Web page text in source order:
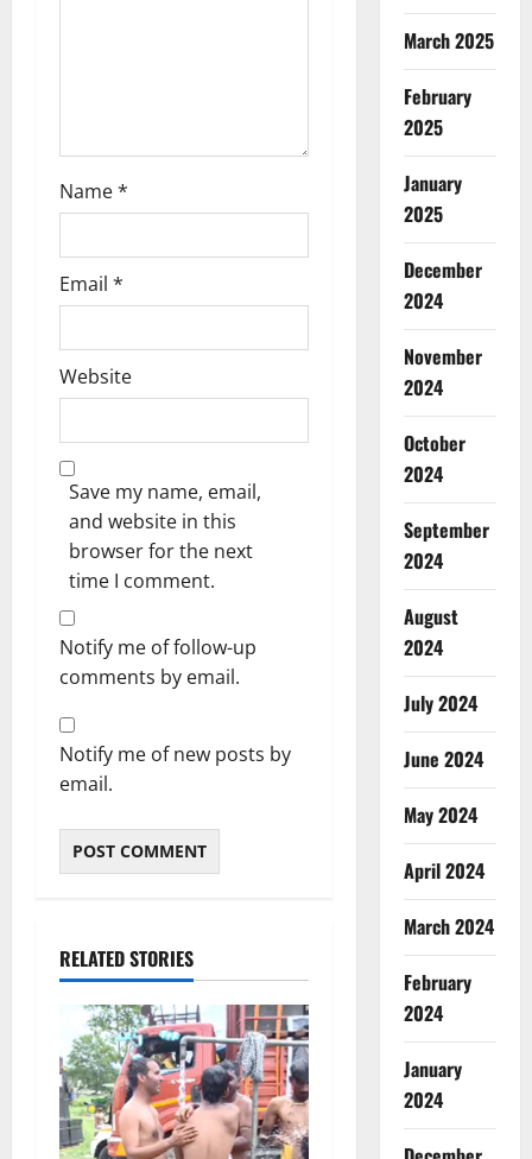
Name*
Email *
Website
Save my name, email,
and website in this
browser for the next
time I comment.
Notify me of follow-up
comments by email.
Notify me of new posts by
email.
RELATED STORIES
March 2025
February
2025
January
2025
December
2024
November
2024
October
2024
September
2024
August
2024
July 2024
June 2024
May 2024
April 2024
March 2024
February
2024
January
2024